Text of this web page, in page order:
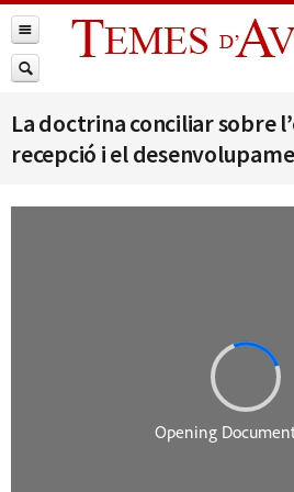
La doctrina conciliar sobre
recepció i el